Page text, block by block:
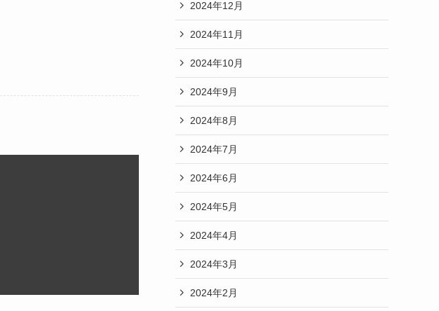
2024年12月
2024年11月
2024年10月
2024年9月
2024年8月
2024年7月
2024年6月
2024年5月
2024年4月
2024年3月
2024年2月